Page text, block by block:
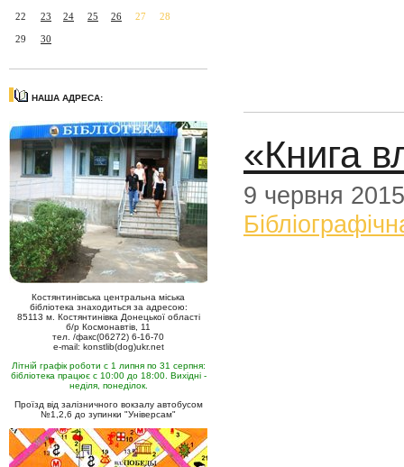
22 23 24 25 26 27 28
29 30
НАША АДРЕСА:
Костянтинівська центральна міська
бібліотека знаходиться за адресою:
85113 м. Костянтинівка Донецької області
б/р Космонавтів, 11
тел. /факс(06272) 6-16-70
e-mail: konstlib(dog)ukr.net
Літній графік роботи с 1 липня по 31 серпня:
бібліотека працює с 10:00 до 18:00. Вихідні -
неділя, понеділок.
Проїзд від залізничного вокзалу автобусом
№1,2,6 до зупинки "Універсам"
«Книга
9 червня 2015